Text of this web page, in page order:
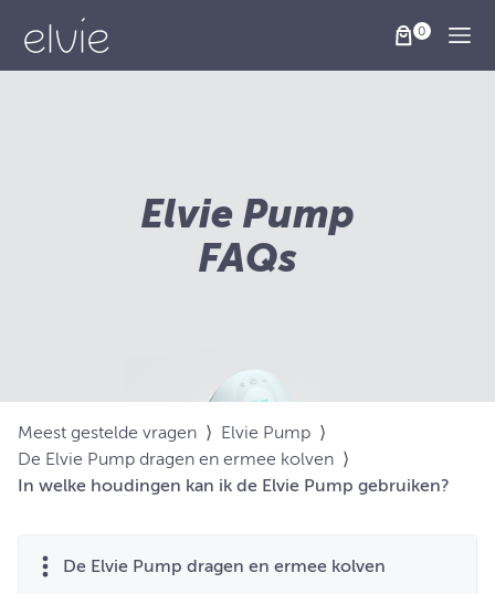
Elvie Pump
FAQs
Meest gestelde vragen ⟩ Elvie Pump ⟩
De Elvie Pump dragen en ermee kolven ⟩
In welke houdingen kan ik de Elvie Pump gebruiken?
De Elvie Pump dragen en ermee kolven